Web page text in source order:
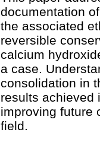
documentation
the associated
reversible
calcium
a case.
consolidation in
results achieved
improving future
field.